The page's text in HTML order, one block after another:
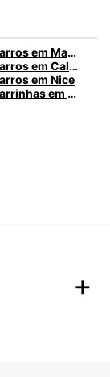
Aluguer de carros em Madrid
Aluguer de carros em Caldas da Rainha
em Nice
Aluguer de carrinhas em Santa Maria da Feira